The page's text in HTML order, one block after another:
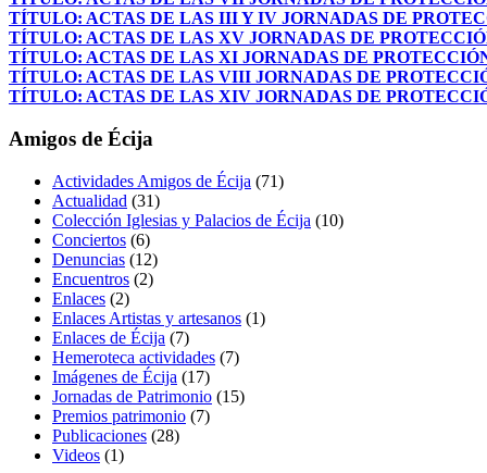
TÍTULO: ACTAS DE LAS III Y IV JORNADAS DE
TÍTULO: ACTAS DE LAS XV JORNADAS DE
TÍTULO: ACTAS DE LAS XI JORNADAS DE
TÍTULO: ACTAS DE LAS VIII JORNADAS DE
TÍTULO: ACTAS DE LAS XIV JORNADAS DE
Amigos de Écija
Actividades Amigos de Écija (71)
Actualidad (31)
Colección Iglesias y Palacios de Écija (10)
Conciertos (6)
Denuncias (12)
Encuentros (2)
Enlaces (2)
Enlaces Artistas y artesanos (1)
Enlaces de Écija (7)
Hemeroteca actividades (7)
Imágenes de Écija (17)
Jornadas de Patrimonio (15)
Premios patrimonio (7)
Publicaciones (28)
Videos (1)